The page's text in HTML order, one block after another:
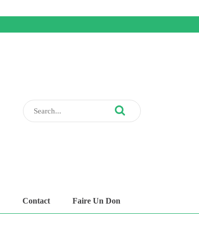
Search
for:
Contact Faire Un Don